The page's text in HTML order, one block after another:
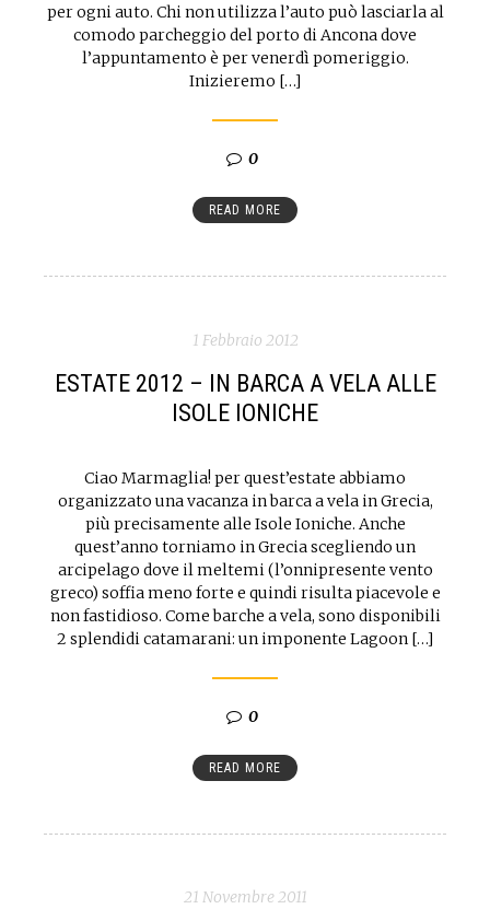
per ogni auto. Chi non utilizza l’auto può lasciarla al
comodo parcheggio del porto di Ancona dove
l’appuntamento è per venerdì pomeriggio.
Inizieremo […]
0
READ MORE
1 Febbraio 2012
ESTATE 2012 – IN BARCA A VELA ALLE
ISOLE IONICHE
Ciao Marmaglia! per quest’estate abbiamo
organizzato una vacanza in barca a vela in Grecia,
più precisamente alle Isole Ioniche. Anche
quest’anno torniamo in Grecia scegliendo un
arcipelago dove il meltemi (l’onnipresente vento
greco) soffia meno forte e quindi risulta piacevole e
non fastidioso. Come barche a vela, sono disponibili
2 splendidi catamarani: un imponente Lagoon […]
0
READ MORE
21 Novembre 2011